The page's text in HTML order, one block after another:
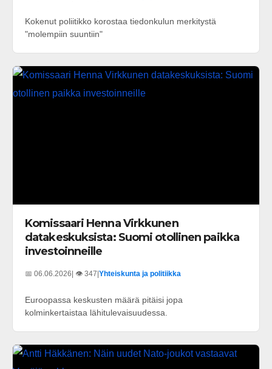
Kokenut poliitikko korostaa tiedonkulun merkitystä
"molempiin suuntiin"
Komissaari Henna Virkkunen
datakeskuksista: Suomi otollinen paikka
investoinneille
📅 06.06.2026 | 👁️ 347 Yhteiskunta ja politiikka
Euroopassa keskusten määrä pitäisi jopa
kolminkertaistaa lähitulevaisuudessa.